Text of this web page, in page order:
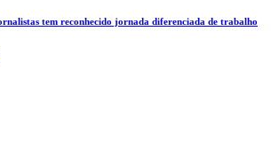
tem reconhecido jornada diferenciada de trabalho